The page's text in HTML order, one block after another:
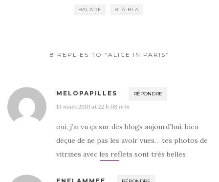
erBALADE BLA BLA
8 REPLIES TO “ALICE IN PARIS”
MELOPAPILLES RÉPONDRE
13 mars 2010 at 22 h 08 min
oui, j’ai vu ça sur des blogs aujourd’hui, bien
déçue de ne pas les avoir vues… tes photos de
vitrines avec les reflets sont très belles